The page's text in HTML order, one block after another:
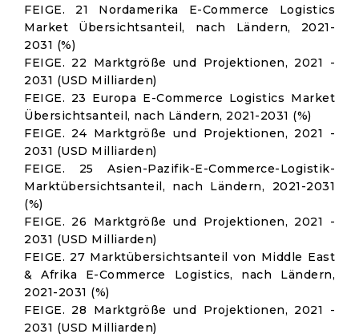
FEIGE. 21 Nordamerika E-Commerce Logistics
Market Übersichtsanteil, nach Ländern, 2021-
2031 (%)
FEIGE. 22 Marktgröße und Projektionen, 2021 -
2031 (USD Milliarden)
FEIGE. 23 Europa E-Commerce Logistics Market
Übersichtsanteil, nach Ländern, 2021-2031 (%)
FEIGE. 24 Marktgröße und Projektionen, 2021 -
2031 (USD Milliarden)
FEIGE. 25 Asien-Pazifik-E-Commerce-Logistik-
Marktübersichtsanteil, nach Ländern, 2021-2031
(%)
FEIGE. 26 Marktgröße und Projektionen, 2021 -
2031 (USD Milliarden)
FEIGE. 27 Marktübersichtsanteil von Middle East
& Afrika E-Commerce Logistics, nach Ländern,
2021-2031 (%)
FEIGE. 28 Marktgröße und Projektionen, 2021 -
2031 (USD Milliarden)